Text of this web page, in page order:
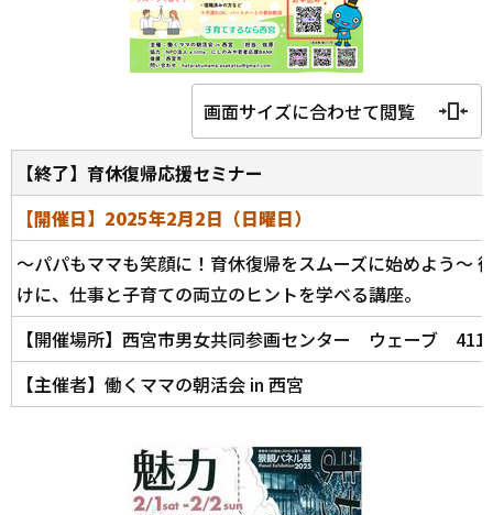
画面サイズに合わせて閲覧
【終了】育休復帰応援セミナー
【開催日】2025年2月2日（日曜日）
～パパもママも笑顔に！育休復帰をスムーズに始めよう～
けに、仕事と子育ての両立のヒントを学べる講座。
【開催場所】西宮市男女共同参画センター ウェーブ 411
【主催者】働くママの朝活会 in 西宮